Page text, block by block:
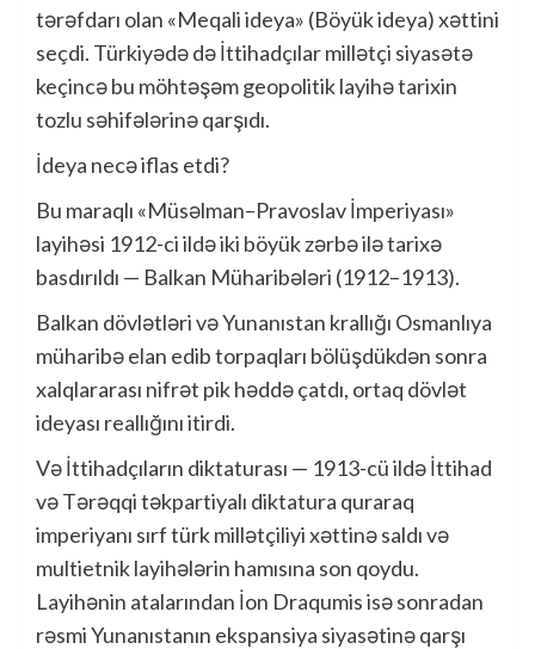
tərəfdarı olan «Meqali ideya» (Böyük ideya) xəttini
seçdi. Türkiyədə də İttihadçılar millətçi siyasətə
keçincə bu möhtəşəm geopolitik layihə tarixin
tozlu səhifələrinə qarşıdı.
İdeya necə iflas etdi?
Bu maraqlı «Müsəlman–Pravoslav İmperiyası»
layihəsi 1912-ci ildə iki böyük zərbə ilə tarixə
basdırıldı — Balkan Müharibələri (1912–1913).
Balkan dövlətləri və Yunanıstan krallığı Osmanlıya
müharibə elan edib torpaqları bölüşdükdən sonra
xalqlararası nifrət pik həddə çatdı, ortaq dövlət
ideyası reallığını itirdi.
Və İttihadçıların diktaturası — 1913-cü ildə İttihad
və Tərəqqi təkpartiyalı diktatura quraraq
imperiyanı sırf türk millətçiliyi xəttinə saldı və
multietnik layihələrin hamısına son qoydu.
Layihənin atalarından İon Draqumis isə sonradan
rəsmi Yunanıstanın ekspansiya siyasətinə qarşı